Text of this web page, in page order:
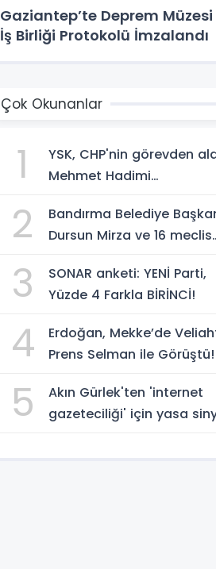
Gaziantep’te Deprem
İş Birliği Protokolü İmzalandı
Çok Okunanlar
1
YSK, CHP'nin görevden
Mehmet Hadimi
temsilcisi olarak atadı!
2
Bandırma Belediye
Dursun Mirza ve 16 meclis
geçti!
3
SONAR anketi: YENİ Parti,
Yüzde 4 Farkla BİRİNCİ!
4
Erdoğan, Mekke’de
Prens Selman ile Görüştü!
5
Akın Gürlek'ten 'internet
gazeteciliği' için yasa